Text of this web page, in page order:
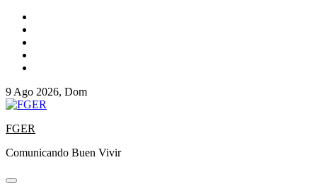
9 Ago 2026, Dom
FGER
Comunicando Buen Vivir